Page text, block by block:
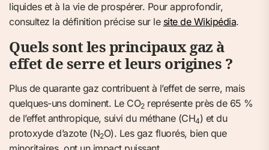
liquides et à la vie de prospérer. Pour approfondir,
consultez la définition précise sur le site de Wikipédia.
Quels sont les principaux gaz à
effet de serre et leurs origines ?
Plus de quarante gaz contribuent à l’effet de serre, mais
quelques-uns dominent. Le CO2représente près de 65 %
de l’effet anthropique, suivi du méthane (CH4) et du
protoxyde d’azote (N2O). Les gaz fluorés, bien que